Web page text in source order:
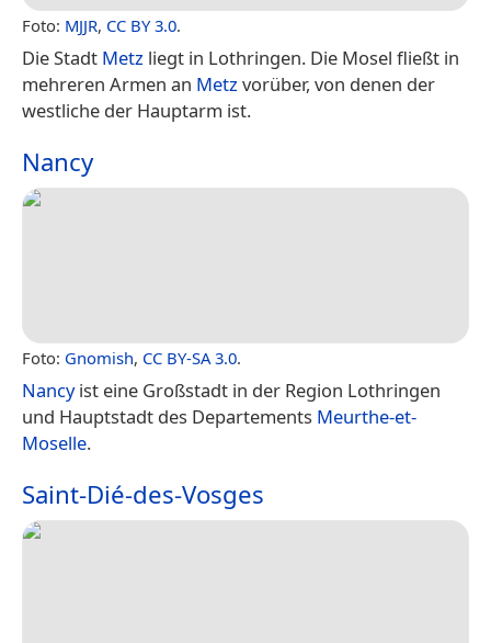
Foto: MJJR, CC BY 3.0.
Die Stadt Metz liegt in Lothringen. Die Mosel fließt in
mehreren Armen an Metzvorüber, von denen der
westliche der Hauptarm ist.
Nancy
Foto: Gnomish, CC BY-SA 3.0.
Nancyist eine Großstadt in der Region Lothringen
und Hauptstadt des Departements Meurthe-et-
Moselle.
Saint-Dié-des-Vosges